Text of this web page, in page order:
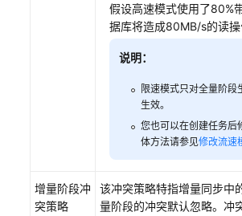
假设高速模式使用了80%
据库将造成80MB/s的读操
说明：
限速模式只对全量阶段
生效。
您也可以在创建任务后
体方法请参见修改流速
增量阶段冲
突策略
该冲突策略特指增量同步中
量阶段的冲突默认忽略。冲